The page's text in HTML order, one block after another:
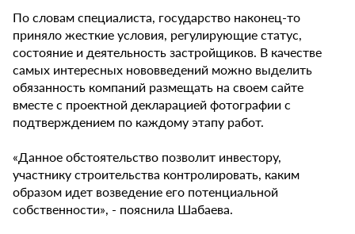
По словам специалиста, государство наконец-то
приняло жесткие условия, регулирующие статус,
состояние и деятельность застройщиков. В качестве
самых интересных нововведений можно выделить
обязанность компаний размещать на своем сайте
вместе с проектной декларацией фотографии с
подтверждением по каждому этапу работ.
«Данное обстоятельство позволит инвестору,
участнику строительства контролировать, каким
образом идет возведение его потенциальной
собственности», - пояснила Шабаева.